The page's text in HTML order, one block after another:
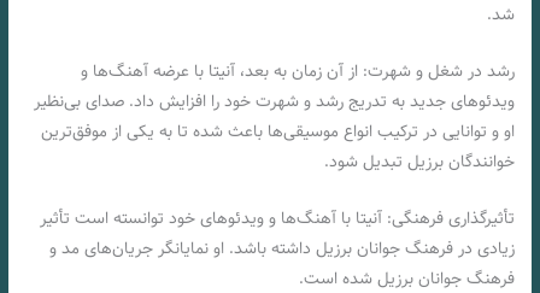
شد.
رشد در شغل و شهرت: از آن زمان به بعد، آنیتا با عرضه آهنگ‌ها و
ویدئوهای جدید به تدریج رشد و شهرت خود را افزایش داد. صدای بی‌نظیر
او و توانایی در ترکیب انواع موسیقی‌ها باعث شده تا به یکی از موفق‌ترین
خوانندگان برزیل تبدیل شود.
تأثیرگذاری فرهنگی: آنیتا با آهنگ‌ها و ویدئوهای خود توانسته است تأثیر
زیادی در فرهنگ جوانان برزیل داشته باشد. او نمایانگر جریان‌های مد و
فرهنگ جوانان برزیل شده است.